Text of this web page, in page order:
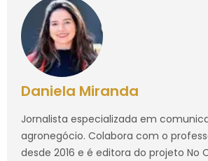
Daniela Miranda
Jornalista especializada em
agronegócio. Colabora com o
desde 2016 e é editora do projeto No